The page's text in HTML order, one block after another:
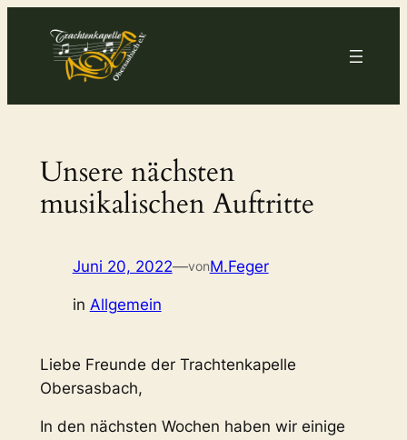
springen
Unsere nächsten
musikalischen Auftritte
Juni 20, 2022—vonM.Feger
in Allgemein
Liebe Freunde der Trachtenkapelle
Obersasbach,
In den nächsten Wochen haben wir einige